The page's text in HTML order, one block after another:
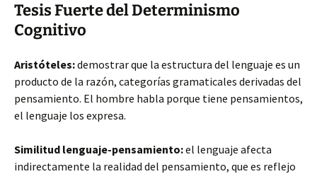
Tesis Fuerte del Determinismo
Cognitivo
Aristóteles:demostrar que la estructura del lenguaje es un
producto de la razón, categorías gramaticales derivadas del
pensamiento. El hombre habla porque tiene pensamientos,
el lenguaje los expresa.
Similitud lenguaje-pensamiento:el lenguaje afecta
indirectamente la realidad del pensamiento, que es reflejo